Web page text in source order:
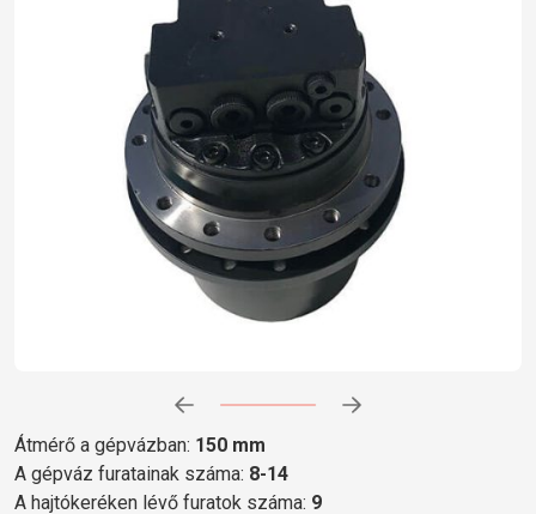
Átmérő a gépvázban: 150 mm
A gépváz furatainak száma: 8-14
A hajtókeréken lévő furatok száma: 9